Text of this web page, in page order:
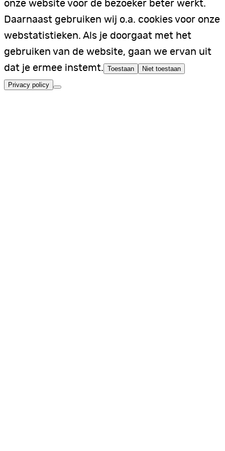
onze website voor de bezoeker beter werkt.
Daarnaast gebruiken wij o.a. cookies voor onze
webstatistieken. Als je doorgaat met het
gebruiken van de website, gaan we ervan uit
dat je ermee instemt. Toestaan Niet toestaan
Privacy policy